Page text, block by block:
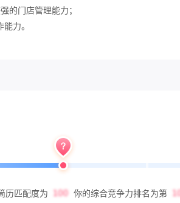
的门店管理能力；
力。
历匹配度为 你的综合竞争力排名为第